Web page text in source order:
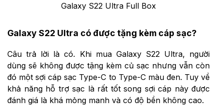
Galaxy S22 Ultra Full Box
Galaxy S22 Ultra có được tặng kèm cáp sạc?
Câu trả lời là có. Khi mua Galaxy S22 Ultra, người
dùng sẽ không được tặng kèm củ sạc nhưng vẫn còn
đó một sợi cáp sạc Type-C to Type-C màu đen. Tuy về
khả năng hỗ trợ sạc là rất tốt song sợi cáp này được
đánh giá là khá mỏng manh và có độ bền không cao.